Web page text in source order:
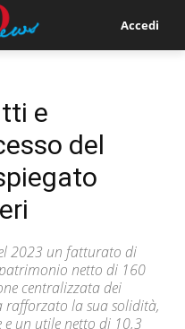
Accedi
e
del
2023 un fatturato di
netto di 160
centralizzata dei
la sua solidità,
un utile netto di 10,3